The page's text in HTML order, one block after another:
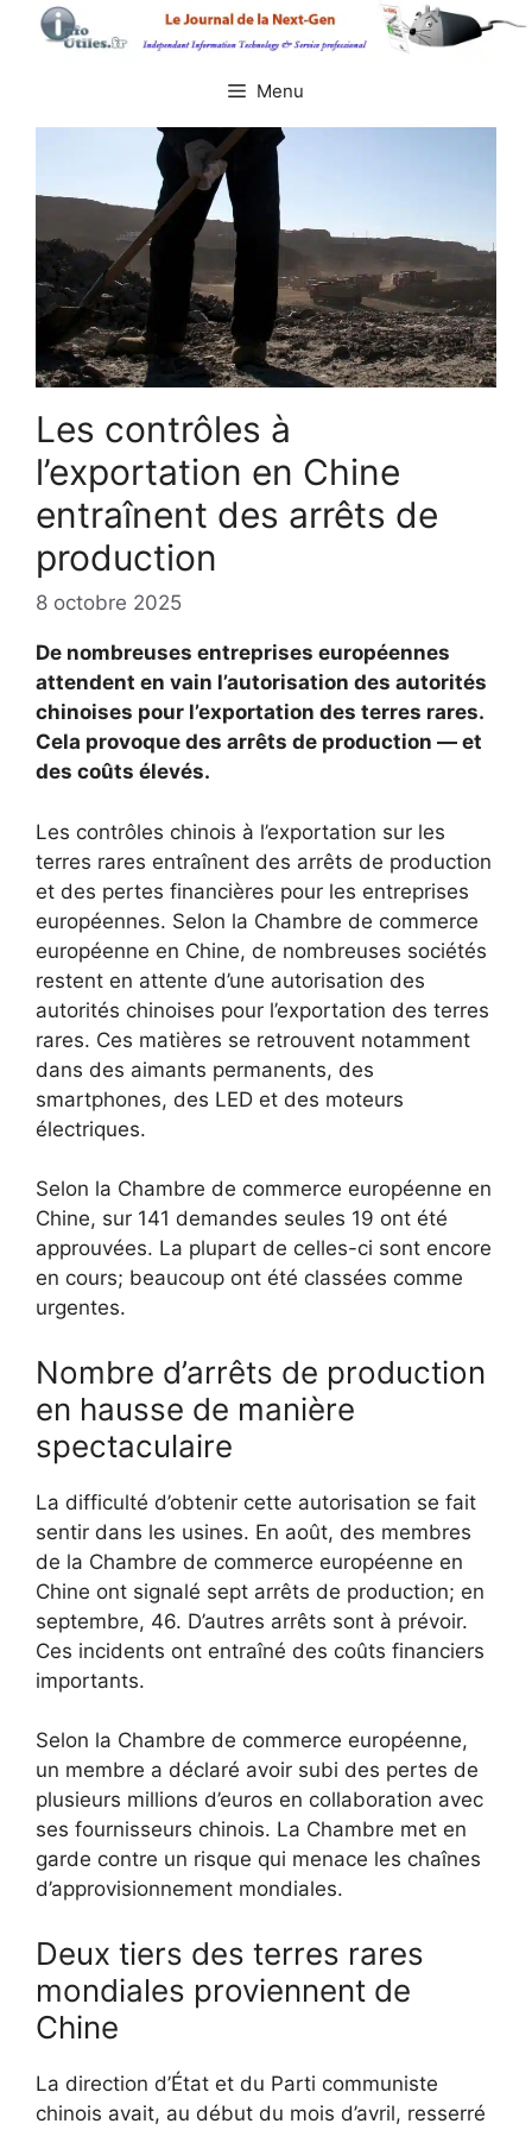
Aller
Menu
Les contrôles à
l’exportation en Chine
entraînent des arrêts de
production
8 octobre 2025
De nombreuses entreprises européennes
attendent en vain l’autorisation des autorités
chinoises pour l’exportation des terres rares.
Cela provoque des arrêts de production — et
des coûts élevés.
Les contrôles chinois à l’exportation sur les
terres rares entraînent des arrêts de production
et des pertes financières pour les entreprises
européennes. Selon la Chambre de commerce
européenne en Chine, de nombreuses sociétés
restent en attente d’une autorisation des
autorités chinoises pour l’exportation des terres
rares. Ces matières se retrouvent notamment
dans des aimants permanents, des
smartphones, des LED et des moteurs
électriques.
Selon la Chambre de commerce européenne en
Chine, sur 141 demandes seules 19 ont été
approuvées. La plupart de celles-ci sont encore
en cours; beaucoup ont été classées comme
urgentes.
Nombre d’arrêts de production
en hausse de manière
spectaculaire
La difficulté d’obtenir cette autorisation se fait
sentir dans les usines. En août, des membres
de la Chambre de commerce européenne en
Chine ont signalé sept arrêts de production; en
septembre, 46. D’autres arrêts sont à prévoir.
Ces incidents ont entraîné des coûts financiers
importants.
Selon la Chambre de commerce européenne,
un membre a déclaré avoir subi des pertes de
plusieurs millions d’euros en collaboration avec
ses fournisseurs chinois. La Chambre met en
garde contre un risque qui menace les chaînes
d’approvisionnement mondiales.
Deux tiers des terres rares
mondiales proviennent de
Chine
La direction d’État et du Parti communiste
chinois avait, au début du mois d’avril, resserré